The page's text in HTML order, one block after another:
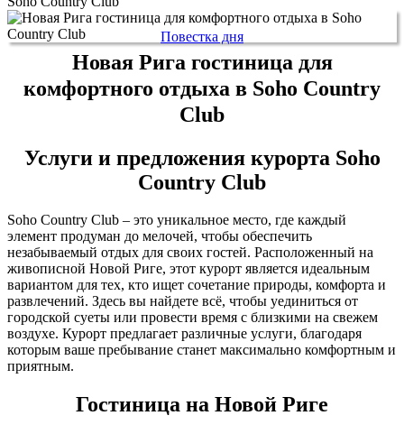
Повестка дня
Новая Рига гостиница для
комфортного отдыха в Soho Country
Club
Услуги и предложения курорта Soho
Country Club
Soho Country Club – это уникальное место, где каждый
элемент продуман до мелочей, чтобы обеспечить
незабываемый отдых для своих гостей. Расположенный на
живописной Новой Риге, этот курорт является идеальным
вариантом для тех, кто ищет сочетание природы, комфорта и
развлечений. Здесь вы найдете всё, чтобы уединиться от
городской суеты или провести время с близкими на свежем
воздухе. Курорт предлагает различные услуги, благодаря
которым ваше пребывание станет максимально комфортным и
приятным.
Гостиница на Новой Риге